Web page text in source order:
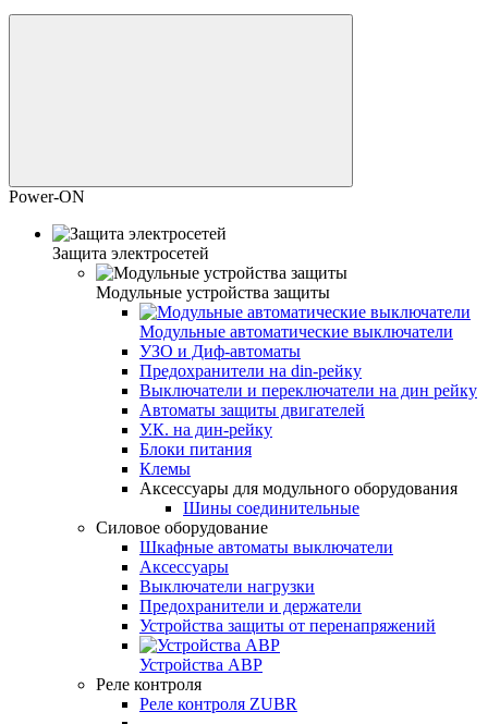
Power-ON
Защита электросетей
Модульные устройства защиты
Модульные автоматические выключатели
УЗО и Диф-автоматы
Предохранители на din-рейку
Выключатели и переключатели на дин рейку
Автоматы защиты двигателей
У.К. на дин-рейку
Блоки питания
Клемы
Аксессуары для модульного оборудования
Шины соединительные
Силовое оборудование
Шкафные автоматы выключатели
Аксессуары
Выключатели нагрузки
Предохранители и держатели
Устройства защиты от перенапряжений
Устройства АВР
Реле контроля
Реле контроля ZUBR